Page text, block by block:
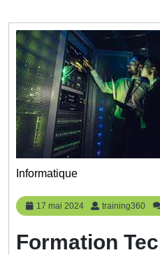
Informatique
17 mai 2024
17
mai
training360
Formation